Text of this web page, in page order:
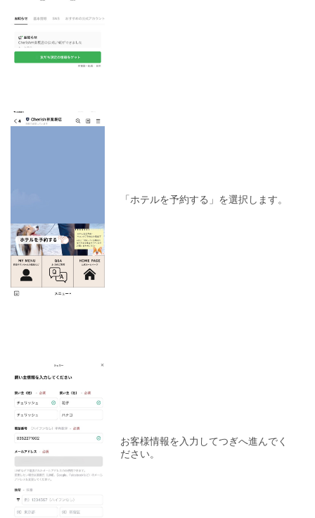
「ホテルを予約する」を選択します。
お客様情報を入力してつぎへ進んでく
ださい。